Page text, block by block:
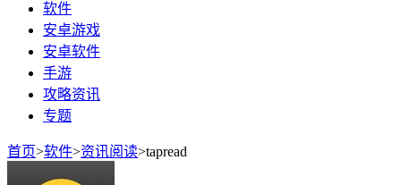
软件
安卓游戏
安卓软件
手游
攻略资讯
专题
首页>软件>资讯阅读>tapread